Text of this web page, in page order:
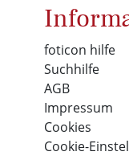
foticon hilfe
Suchhilfe
AGB
Impressum
Cookies
Cookie-